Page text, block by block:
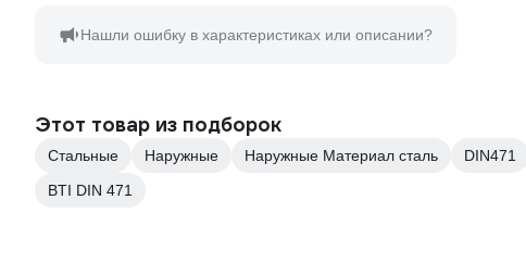
Нашли ошибку в характеристиках или описании?
Этот товар из подборок
Стальные Наружные Наружные Материал сталь DIN471
BTI DIN 471